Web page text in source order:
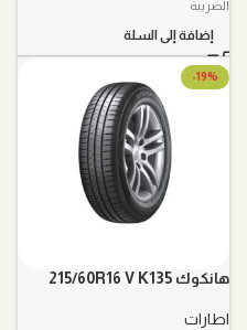
760,00 ر.س.
الضريبة
إضافة إلى السلة
-19%
هانكوك 215/60R16 V K135
اطارات